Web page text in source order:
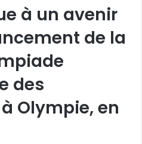
à un avenir
de la
des
Olympie, en